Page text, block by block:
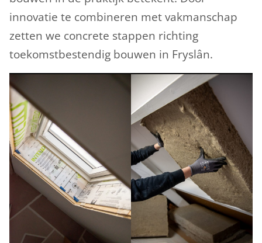
innovatie te combineren met vakmanschap
zetten we concrete stappen richting
toekomstbestendig bouwen in Fryslân.